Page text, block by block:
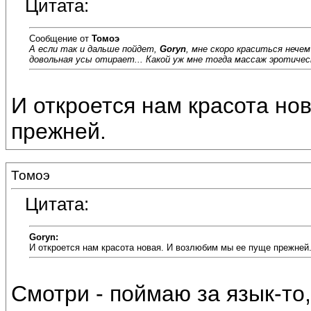
Цитата:
Сообщение от Томоэ
А если так и дальше пойдет, Goryn , мне скоро краситься
довольная усы отирает... Какой уж мне тогда массаж
И откроется нам красота
прежней.
Томоэ
Цитата:
Goryn:
И откроется нам красота новая. И возлюбим мы ее пуще прежней.
Смотри - поймаю за язык-